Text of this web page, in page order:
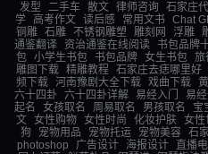
发型
二手车 散文 律师咨询 石家庄
学 高考作文 读后感 常用文书 Chat
铜雕 石雕 不锈钢雕塑 雕刻网 浮雕
通鉴翻译
资治通鉴在线阅读 书包品牌
包 小学生书包 书包品牌 女生书包 旅
雕图下载 精雕教程 石家庄去痣哪里好
频下载
河南豫剧大全下载 戏曲下载
六十四卦
六十四卦详解 易经入门 易
起名
女孩取名 周易取名 男孩取名 宝
文 女性购物 女性时尚 化妆护肤 女性
狗
宠物用品 宠物托运 宠物美容 石
photoshop
广告设计 海报设计 直播